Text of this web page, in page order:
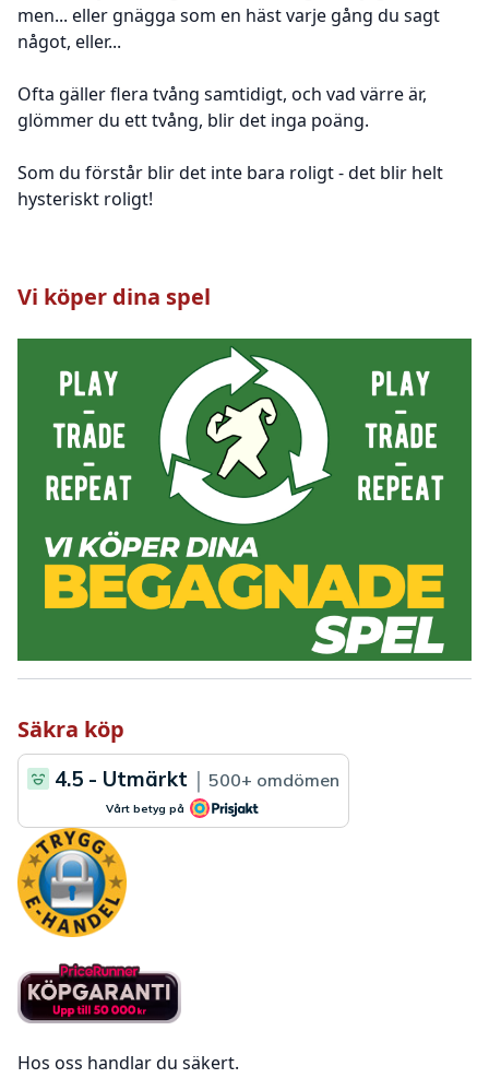
men... eller gnägga som en häst varje gång du sagt
något, eller...
Ofta gäller flera tvång samtidigt, och vad värre är,
glömmer du ett tvång, blir det inga poäng.
Som du förstår blir det inte bara roligt - det blir helt
hysteriskt roligt!
Vi köper dina spel
Säkra köp
Hos oss handlar du säkert.